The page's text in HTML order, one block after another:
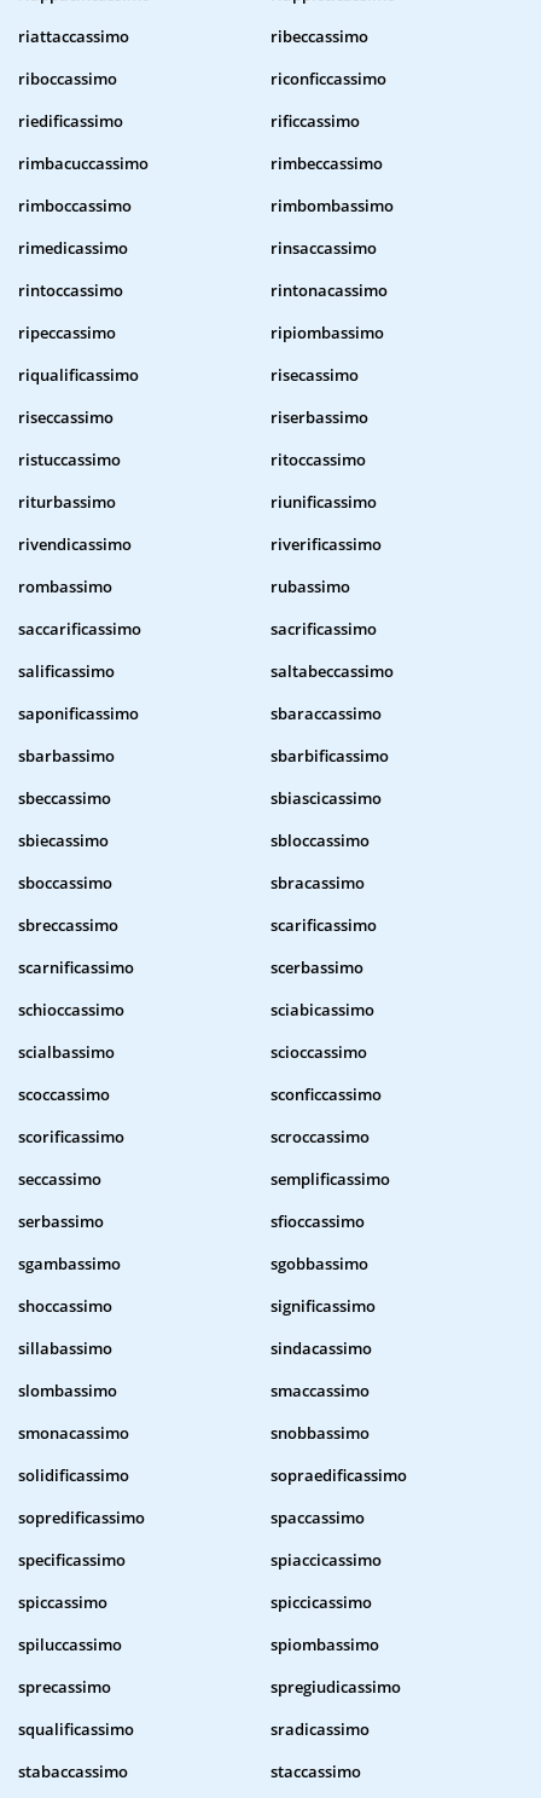
riattaccassimo
ribeccassimo
riboccassimo
riconficcassimo
riedificassimo
rificcassimo
rimbacuccassimo
rimbeccassimo
rimboccassimo
rimbombassimo
rimedicassimo
rinsaccassimo
rintoccassimo
rintonacassimo
ripeccassimo
ripiombassimo
riqualificassimo
risecassimo
riseccassimo
riserbassimo
ristuccassimo
ritoccassimo
riturbassimo
riunificassimo
rivendicassimo
riverificassimo
rombassimo
rubassimo
saccarificassimo
sacrificassimo
salificassimo
saltabeccassimo
saponificassimo
sbaraccassimo
sbarbassimo
sbarbificassimo
sbeccassimo
sbiascicassimo
sbiecassimo
sbloccassimo
sboccassimo
sbracassimo
sbreccassimo
scarificassimo
scarnificassimo
scerbassimo
schioccassimo
sciabicassimo
scialbassimo
scioccassimo
scoccassimo
sconficcassimo
scorificassimo
scroccassimo
seccassimo
semplificassimo
serbassimo
sfioccassimo
sgambassimo
sgobbassimo
shoccassimo
significassimo
sillabassimo
sindacassimo
slombassimo
smaccassimo
smonacassimo
snobbassimo
solidificassimo
sopraedificassimo
sopredificassimo
spaccassimo
specificassimo
spiaccicassimo
spiccassimo
spiccicassimo
spiluccassimo
spiombassimo
sprecassimo
spregiudicassimo
squalificassimo
sradicassimo
stabaccassimo
staccassimo